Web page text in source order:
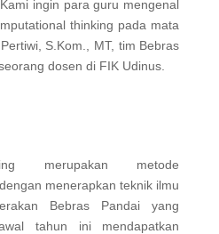
ingin para guru mengenal
thinking pada mata
S.Kom., MT, tim Bebras
dosen di FIK Udinus.
merupakan metode
menerapkan teknik ilmu
Bebras Pandai yang
tahun ini mendapatkan